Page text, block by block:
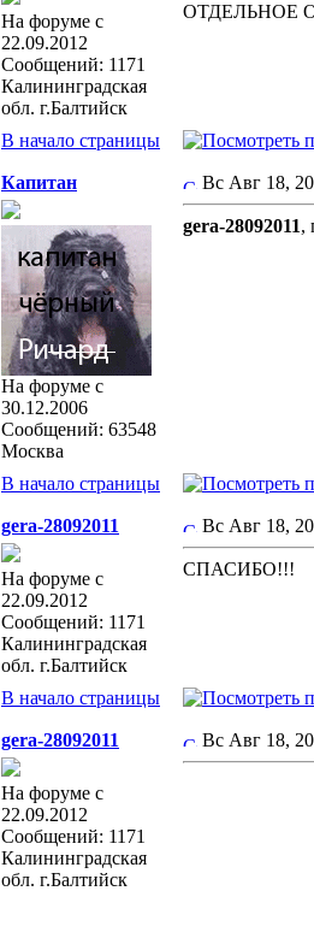
На форуме с
22.09.2012
Сообщений: 1171
Калининградская
обл. г.Балтийск
ОТДЕЛЬНОЕ
В начало страницы
Капитан
На форуме с
30.12.2006
Сообщений: 63548
Москва
Вс Авг 18,
gera-28092011,
В начало страницы
gera-28092011
На форуме с
22.09.2012
Сообщений: 1171
Калининградская
обл. г.Балтийск
Вс Авг 18,
СПАСИБО!!!
В начало страницы
gera-28092011
На форуме с
22.09.2012
Сообщений: 1171
Калининградская
обл. г.Балтийск
Вс Авг 18,